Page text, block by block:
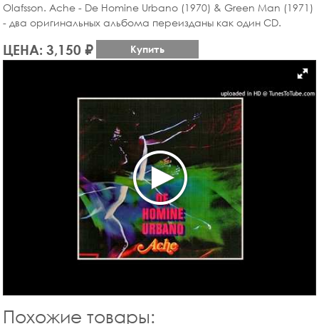
Olafsson. Ache - De Homine Urbano (1970) & Green Man (1971)
- два оригинальных альбома переизданы как один CD.
ЦЕНА: 3,150 ₽ Купить
Похожие товары: